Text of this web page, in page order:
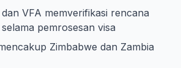
VFA memverifikasi rencana
pemrosesan visa
Zimbabwe dan Zambia